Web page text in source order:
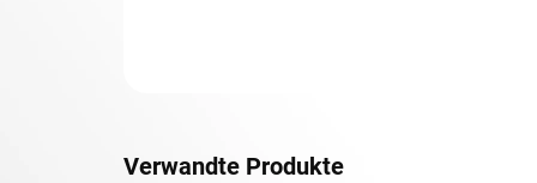
Verwandte Produkte